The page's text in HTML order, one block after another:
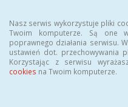
Nasz serwis wykorzystuje pliki
Twoim komputerze. Są one
poprawnego działania serwisu.
ustawień dot. przechowywania
Korzystając z serwisu
cookies na Twoim komputerze.
BIULETYN
Urzędu